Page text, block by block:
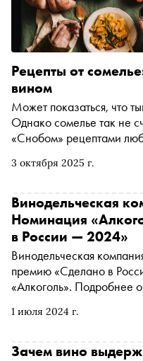
3 октября 2025 г.
Рецепты от
вином
Может показаться, что
Однако сомелье так не
«Снобом» рецептами
1 июля 2024 г.
Винодельческая
Номинация
в России — 2024»
Винодельческая
премию «Сделано в
«Алкоголь». Подробнее
Зачем вино